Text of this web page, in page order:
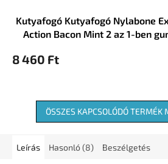
Kutyafogó Kutyafogó Nylabone
Action Bacon Mint 2 az 1-ben
8 460 Ft
ÖSSZES KAPCSOLÓDÓ TERMÉK
Leírás Hasonló (8) Beszélgetés